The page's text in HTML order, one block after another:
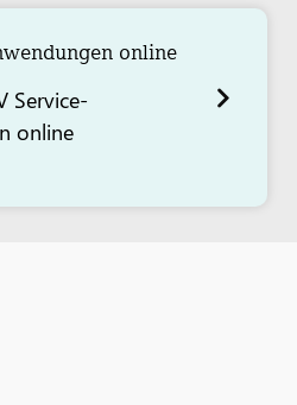
online
Service-
online